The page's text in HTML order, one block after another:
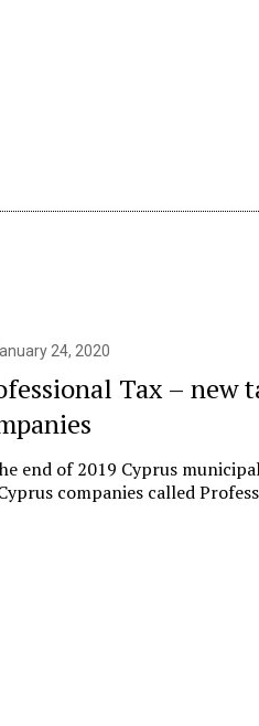
24, 2020
Tax – new
end of 2019 Cyprus
companies called